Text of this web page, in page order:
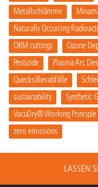
Metallschlämme
Naturally Occurring
OBM cuttings
Ozone
Pestizide
Plasma Arc
Quecksilberabfälle
sustainability
Synthetic
VacuDry® Working Principle
zero emissions
LASSEN